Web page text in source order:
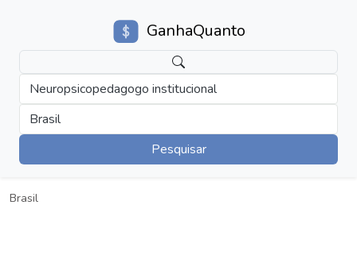
GanhaQuanto
Neuropsicopedagogo institucional
Brasil
Pesquisar
Brasil